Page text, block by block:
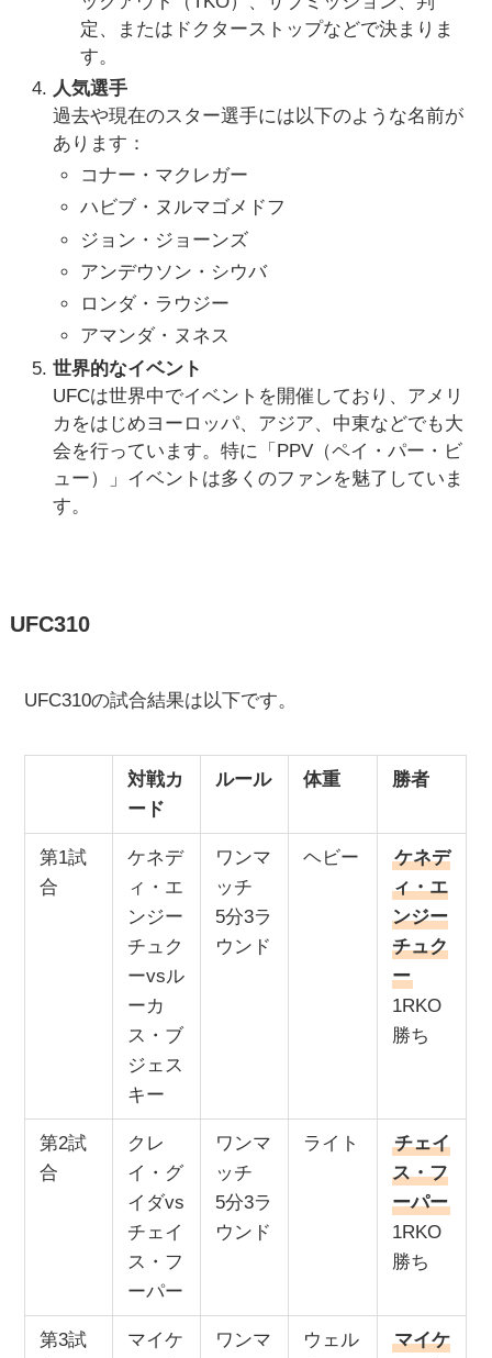
定、またはドクターストップなどで決まりま
す。
人気選手
過去や現在のスター選手には以下のような名前が
あります：
コナー・マクレガー
ハビブ・ヌルマゴメドフ
ジョン・ジョーンズ
アンデウソン・シウバ
ロンダ・ラウジー
アマンダ・ヌネス
世界的なイベント
UFCは世界中でイベントを開催しており、アメリ
カをはじめヨーロッパ、アジア、中東などでも大
会を行っています。特に「PPV（ペイ・パー・ビ
ュー）」イベントは多くのファンを魅了していま
す。
UFC310
UFC310の試合結果は以下です。
対戦カ
ード
ルール 体重 勝者
第1試
合
ケネデ
ィ・エ
ンジー
チュク
ーvsル
ーカ
ス・ブ
ジェス
キー
ワンマ
ッチ
5分3ラ
ウンド
ヘビー
ケネデ
ィ・エ
ンジー
チュク
ー
1RKO
勝ち
第2試
合
クレ
イ・グ
イダvs
チェイ
ス・フ
ーパー
ワンマ
ッチ
5分3ラ
ウンド
ライト
チェイ
ス・フ
ーパー
1RKO
勝ち
第3試
マイケ
ワンマ
ウェル
マイケ